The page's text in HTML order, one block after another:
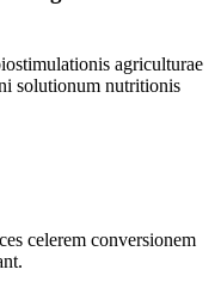
agriculturae
solutionum nutritionis
celerem conversionem